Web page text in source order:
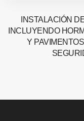
INSTALACIÓN
INCLUYENDO
Y